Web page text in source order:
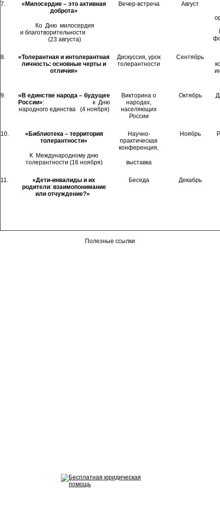
7.
«Милосердие – это активная
доброта»
Ко Дню милосердия
и благотворительности
(23 августа)
Вечер-встреча
Август
8.
«Толерантная и интолерантная
личность: основные черты и
отличия»
Дискуссия, урок
толерантности
Сентябрь
9.
«В единстве народа – будущее
России»:
к Дню
народного единства
(4 ноября)
Викторина о
народах,
населяющих
России
Октябрь
10.
«Библиотека – территория
толерантности»
К Международному дню
толерантности (16 ноября)
Научно-
практическая
конференция,
выставка
Ноябрь
11.
«Дети-инвалиды и их
родители: взаимопонимание
или отчуждение?»
Беседа Декабрь
Полезные ссылки